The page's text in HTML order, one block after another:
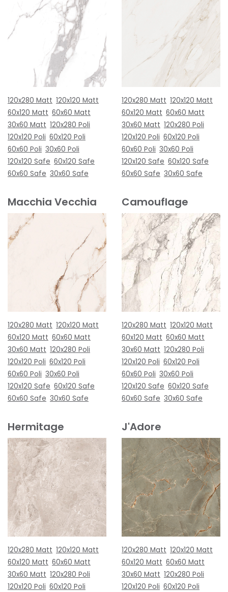
120x280 Matt 120x120 Matt
60x120 Matt 60x60 Matt
30x60 Matt 120x280 Poli
120x120 Poli 60x120 Poli
60x60 Poli 30x60 Poli
120x120 Safe 60x120 Safe
60x60 Safe 30x60 Safe
120x280 Matt 120x120 Matt
60x120 Matt 60x60 Matt
30x60 Matt 120x280 Poli
120x120 Poli 60x120 Poli
60x60 Poli 30x60 Poli
120x120 Safe 60x120 Safe
60x60 Safe 30x60 Safe
Macchia Vecchia
120x280 Matt 120x120 Matt
60x120 Matt 60x60 Matt
30x60 Matt 120x280 Poli
120x120 Poli 60x120 Poli
60x60 Poli 30x60 Poli
120x120 Safe 60x120 Safe
60x60 Safe 30x60 Safe
Camouflage
120x280 Matt 120x120 Matt
60x120 Matt 60x60 Matt
30x60 Matt 120x280 Poli
120x120 Poli 60x120 Poli
60x60 Poli 30x60 Poli
120x120 Safe 60x120 Safe
60x60 Safe 30x60 Safe
Hermitage
120x280 Matt 120x120 Matt
60x120 Matt 60x60 Matt
30x60 Matt 120x280 Poli
120x120 Poli 60x120 Poli
J'Adore
120x280 Matt 120x120 Matt
60x120 Matt 60x60 Matt
30x60 Matt 120x280 Poli
120x120 Poli 60x120 Poli